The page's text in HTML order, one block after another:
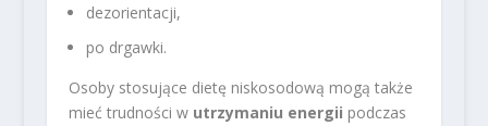
dezorientacji,
po drgawki.
Osoby stosujące dietę niskosodową mogą także
mieć trudności w utrzymaniu energii podczas